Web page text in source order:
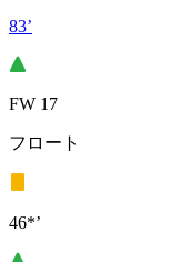
83’
FW 17
フロート
46*’